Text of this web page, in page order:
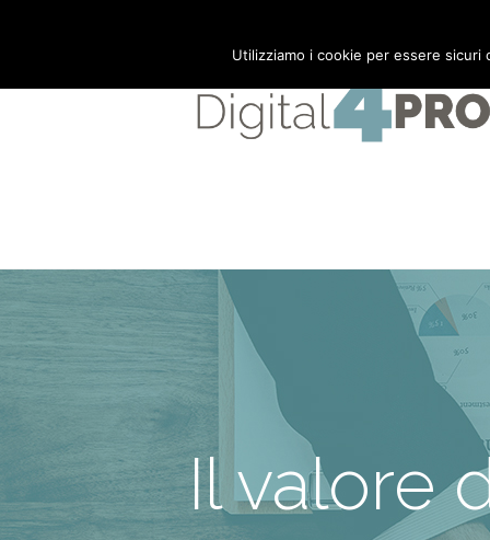
Il valore
Utilizziamo i cookie per essere